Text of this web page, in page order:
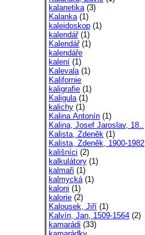
kalanetika(3)
Kalanka(1)
kaleidoskop (1)
kalendář(1)
Kalendář(1)
kalendáře
kalení (1)
Kalevala(1)
Kalifornie
kaligrafie (1)
Kaligula(1)
kalichy (1)
Kalina Antonín (1)
Kalina, Josef Jaroslav, 18..
Kalista, Zdeněk (1)
Kalista, Zdeněk, 1900-1982
kališníci (2)
kalkulátory (1)
kalmaři (1)
kalmycká(1)
kaloni (1)
kalorie (2)
Kalousek, Jiří (1)
Kalvín, Jan, 1509-1564 (2)
kamarádi (33)